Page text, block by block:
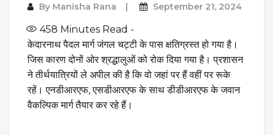
By Manisha Rana September 21, 2024
458 Minutes Read -
केदारनाथ पैदल मार्ग जंगल चट्टी के पास क्षतिग्रस्त हो गया है।
जिस कारण दोनों ओर श्रद्धालुओं को रोक दिया गया है। प्रशासन
ने तीर्थयात्रियों ले अपील की है कि वो जहां पर हैं वहीं पर रूके
रहें। एनडीआरएफ, एसडीआरएफ के साथ डीडीआरएफ के जवान
वैकल्पिक मार्ग तैयार कर रहे हैं।